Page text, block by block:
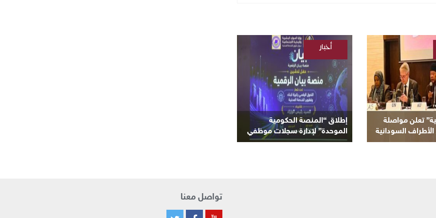
تعلن مواصلة
السودانية
إطلاق “المنصة الحكومية
الموحدة” لإدارة سجلات موظفي
الدولة
أخبار
السودانية
تواصل معنا